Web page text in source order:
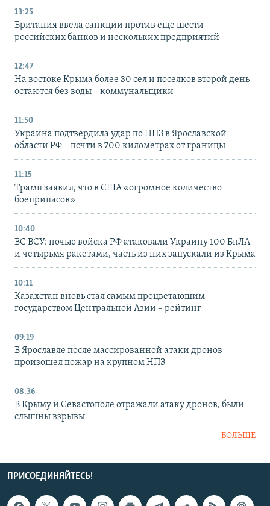
13:25
Британия ввела санкции против еще шести
российских банков и нескольких предприятий
12:47
На востоке Крыма более 30 сел и поселков второй день
остаются без воды – коммунальщики
11:50
Украина подтвердила удар по НПЗ в Ярославской
области РФ – почти в 700 километрах от границы
11:15
Трамп заявил, что в США «огромное количество
боеприпасов»
10:40
ВС ВСУ: ночью войска РФ атаковали Украину 100 БпЛА
и четырьмя ракетами, часть из них запускали из Крыма
10:11
Казахстан вновь стал самым процветающим
государством Центральной Азии – рейтинг
09:19
В Ярославле после массированной атаки дронов
произошел пожар на крупном НПЗ
08:36
В Крыму и Севастополе отражали атаку дронов, были
слышны взрывы
БОЛЬШЕ
ПРИСОЕДИНЯЙТЕСЬ!